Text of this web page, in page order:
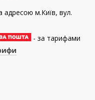
адресою м.Київ, вул.
- за тарифами